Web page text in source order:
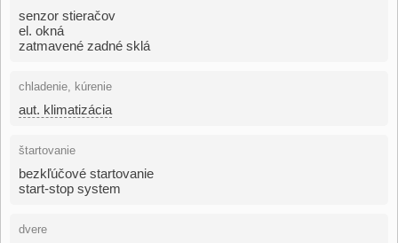
senzor stieračov
el. okná
zatmavené zadné sklá
chladenie, kúrenie
aut. klimatizácia
štartovanie
bezkľúčové startovanie
start-stop system
dvere